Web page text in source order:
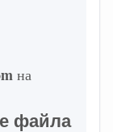
на
файла